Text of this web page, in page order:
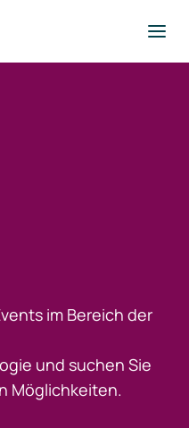
im Bereich der
und suchen Sie
Möglichkeiten.